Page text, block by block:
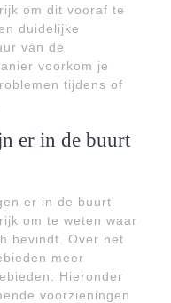
om dit vooraf te
duidelijke
van de
voorkom je
tijdens of
er in de buurt
er in de buurt
om te weten waar
bevindt. Over het
meer
Hieronder
voorzieningen